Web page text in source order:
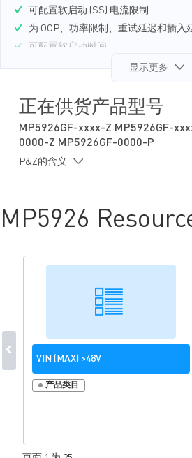
可配置软启动 (SS) 电流限制
为 OCP、功率限制、重试延迟和插入
可配置软启动时间
电源正常 (PG) 监控与指示
内置 MOSFET 驱动器
可配置V IN过压保护 (OVP) 和欠压锁定
支持锁存关断或重试模式
内置健康状态报告功能
显示更多
正在供货产品型号
MP5926GF-xxxx-Z MP5926GF-
0000-Z MP5926GF-0000-P
P&Z的含义
MP5926
VIN (MAX) >48V
产品类目